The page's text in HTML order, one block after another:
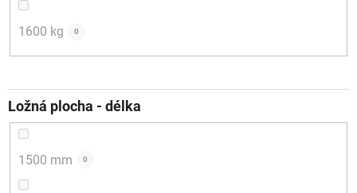
1600 kg 0
Ložná plocha - délka
1500 mm 0